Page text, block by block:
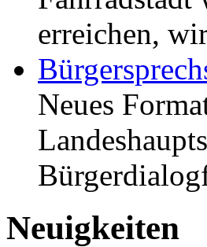
erreichen,
Neues
Neuigkeiten